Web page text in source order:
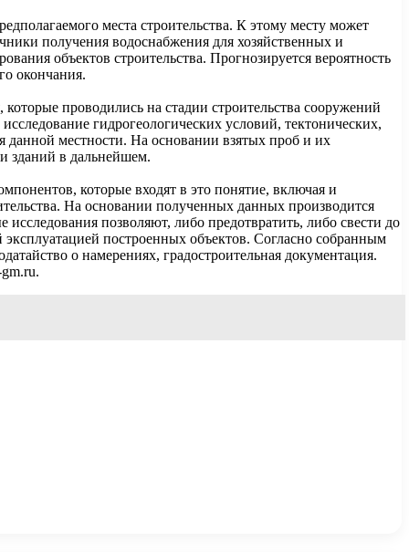
места строительства. К этому месту может
получения водоснабжения для хозяйственных и
объектов строительства. Прогнозируется вероятность
окончания.
проводились на стадии строительства сооружений
гидрогеологических условий, тектонических,
данной местности. На основании взятых проб и их
зданий в дальнейшем.
которые входят в это понятие, включая и
На основании полученных данных производится
позволяют, либо предотвратить, либо свести до
построенных объектов. Согласно собранным
о намерениях, градостроительная документация.